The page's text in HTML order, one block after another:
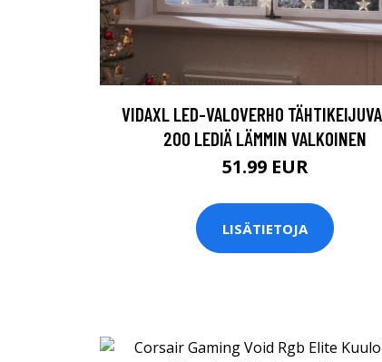
VIDAXL LED-VALOVERHO
200 LEDIÄ LÄMMIN VALKOINEN
51.99 EUR
LISÄTIETOJA